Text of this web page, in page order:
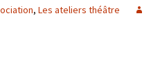
, Les ateliers théâtre